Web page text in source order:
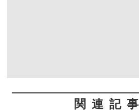
関連記事